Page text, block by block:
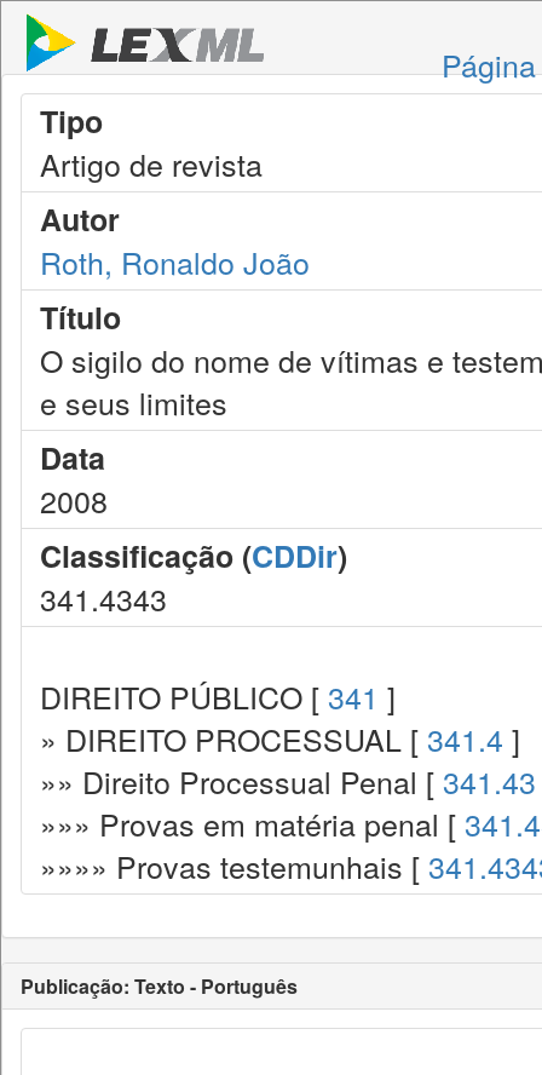
Tipo
Artigo de revista
Autor
Roth, Ronaldo João
Título
O sigilo do nome de vítimas e
e seus limites
Data
2008
Classificação (CDDir)
341.4343
DIREITO PÚBLICO [ 341 ]
» DIREITO PROCESSUAL [ 341.4 ]
»» Direito Processual Penal [ 341.43
»»» Provas em matéria penal [
»»»» Provas testemunhais [
Publicação: Texto - Português